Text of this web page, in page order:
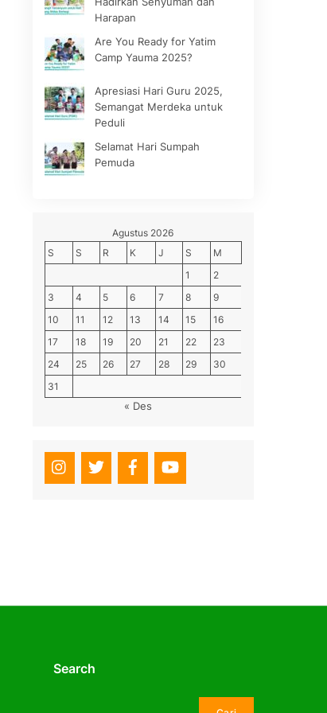
Harapan
Are You Ready for Yatim
Camp Yauma 2025?
Apresiasi Hari Guru 2025,
Semangat Merdeka untuk
Peduli
Selamat Hari Sumpah
Pemuda
Agustus 2026
S
S R K J S
M
1
2
3
4 5 6 7 8
9
10
11 12 13 14 15
16
17
18 19 20 21 22
23
24
25 26 27 28 29
30
31
« Des
Search